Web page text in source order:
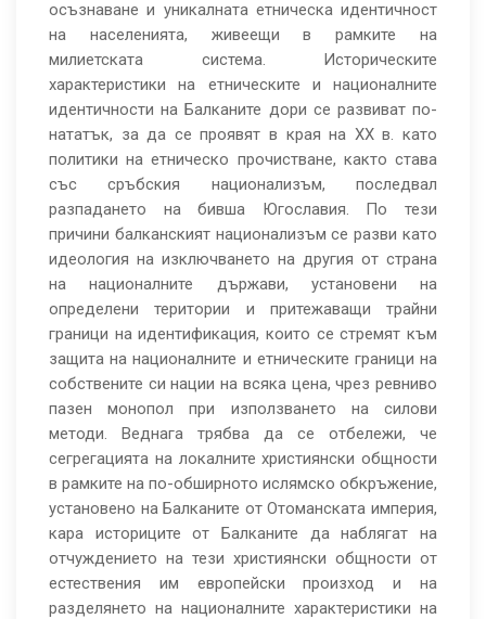
осъзнаване и уникалната етническа идентичност
на населенията, живеещи в рамките на
милиетската система. Историческите
характеристики на етническите и националните
идентичности на Балканите дори се развиват по-
нататък, за да се проявят в края на ХХ в. като
политики на етническо прочистване, както става
със сръбския национализъм, последвал
разпадането на бивша Югославия. По тези
причини балканският национализъм се разви като
идеология на изключването на другия от страна
на националните държави, установени на
определени територии и притежаващи трайни
граници на идентификация, които се стремят към
защита на националните и етническите граници на
собствените си нации на всяка цена, чрез ревниво
пазен монопол при използването на силови
методи. Веднага трябва да се отбележи, че
сегрегацията на локалните християнски общности
в рамките на по-обширното ислямско обкръжение,
установено на Балканите от Отоманската империя,
кара историците от Балканите да наблягат на
отчуждението на тези християнски общности от
естествения им европейски произход и на
разделянето на националните характеристики на